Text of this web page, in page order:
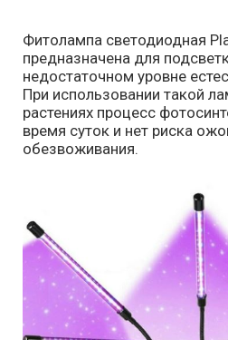
Фитолампа светодиодная
предназначена для
недостаточном уровне
При использовании такой
растениях процесс
время суток и нет риска
обезвоживания.